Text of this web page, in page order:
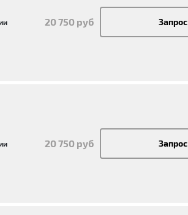
20 750 руб Запрос
20 750 руб Запрос